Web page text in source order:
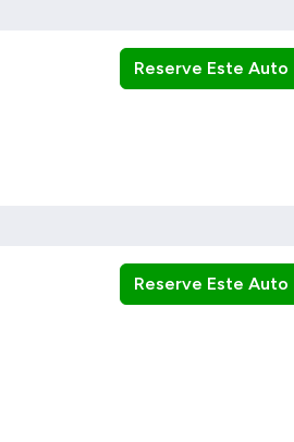
Reserve Este Auto
Reserve Este Auto